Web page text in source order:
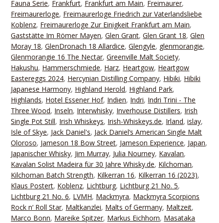
Fauna Serie, Frankfurt, Frankfurt am Main, Freimaurer,
Freimaurerloge, Freimaurerloge Friedrich zur Vaterlandsliebe
Koblenz, Freimaurerloge Zur Einigkeit Frankfurt am Main,
Gaststätte Im Römer Mayen,Glen Grant,Glen Grant 18,Glen
Moray 18,GlenDronach 18 Allardice,Glengyle, glenmorangie,
Glenmorangie 16 The Nectar,Greenville Malt Society,
Hakushu, Hammerschmiede, Harz, Heartgow, Heartgow
Eastereggs 2024, Hercynian Distilling Company, Hibiki, Hibiki
Japanese Harmony, Highland Herold, Highland Park,
Highlands, Hotel Essener Hof, Indien, Indri, Indri Trini - The
Three Wood, Inseln, Interwhisky, Inverhouse Distillers, Irish
Single Pot Still, Irish Whiskeys, Irish-Whiskeys.de, Irland,islay,
Isle of Skye, Jack Daniel's, Jack Daniel‘s American Single Malt
Oloroso, Jameson 18 Bow Street, Jameson Experience, Japan,
Japanischer Whisky, Jim Murray, Julia Nourney, Kavalan,
Kavalan Solist Madeira für 30 Jahre Whisky.de, Kilchoman,
Kilchoman Batch Strength, Kilkerran 16, Kilkerran 16 (2023),
Klaus Postert, Koblenz, Lichtburg, Lichtburg 21 No. 5,
Lichtburg 21 No. 6, LVMH, Mackmyra, Mackmyra Scorpions
Rock n‘ Roll Star, Maltkanzlei, Malts of Germany, Maltzeit,
Marco Bonn, Mareike Spitzer, Markus Eichhorn, Masataka